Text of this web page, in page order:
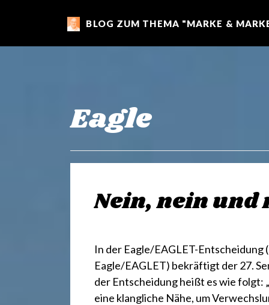
m
r
k
BLOG ZUM THEMA "MARKE &
Eagle
Nein, nein
In der Eagle/EAGLET-Entscheidung
Eagle/EAGLET) bekräftigt der 27.
der Entscheidung heißt es wie
eine klangliche Nähe, um